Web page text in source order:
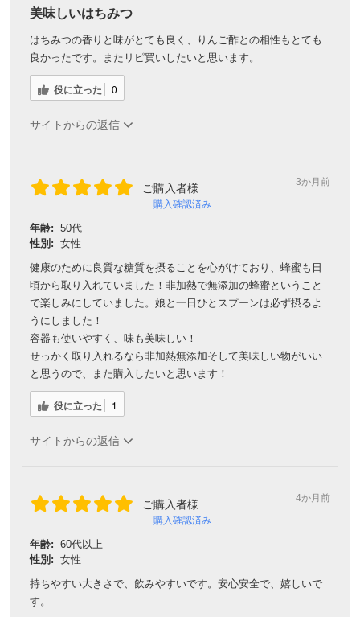
美味しいはちみつ
はちみつの香りと味がとても良く、りんご酢との相性もとても
良かったです。またリピ買いしたいと思います。
役に立った 0
サイトからの返信
ご購入者様
購入確認済み
3か月前
年齢: 50代
性別: 女性
健康のために良質な糖質を摂ることを心がけており、蜂蜜も日
頃から取り入れていました！非加熱で無添加の蜂蜜ということ
で楽しみにしていました。娘と一日ひとスプーンは必ず摂るよ
うにしました！
容器も使いやすく、味も美味しい！
せっかく取り入れるなら非加熱無添加そして美味しい物がいい
と思うので、また購入したいと思います！
役に立った 1
サイトからの返信
ご購入者様
購入確認済み
4か月前
年齢: 60代以上
性別: 女性
持ちやすい大きさで、飲みやすいです。安心安全で、嬉しいで
す。